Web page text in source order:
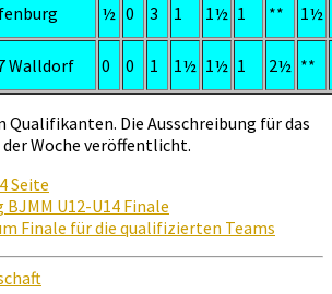
½ 0 3 1 1½ 1 ** 1½
Walldorf 0 0 1 1½ 1½ 1 2½ **
Die Ausschreibung für das
Woche veröffentlicht.
Seite
U12-U14 Finale
Finale für die qualifizierten Teams